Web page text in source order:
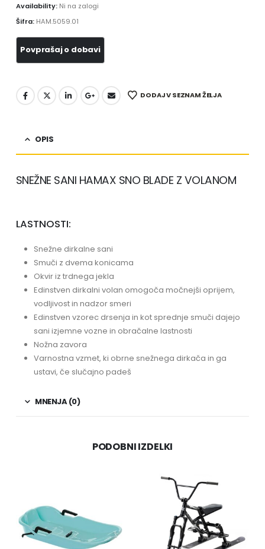
Availability: Ni na zalogi
Šifra: HAM.5059.01
DODAJ V SEZNAM ŽELJA
OPIS
SNEŽNE SANI HAMAX SNO BLADE Z VOLANOM
LASTNOSTI:
Snežne dirkalne sani
Smuči z dvema konicama
Okvir iz trdnega jekla
Edinstven dirkalni volan omogoča močnejši oprijem,
vodljivost in nadzor smeri
Edinstven vzorec drsenja in kot sprednje smuči dajejo
sani izjemne vozne in obračalne lastnosti
Nožna zavora
Varnostna vzmet, ki obrne snežnega dirkača in ga
ustavi, če slučajno padeš
MNENJA (0)
PODOBNI IZDELKI